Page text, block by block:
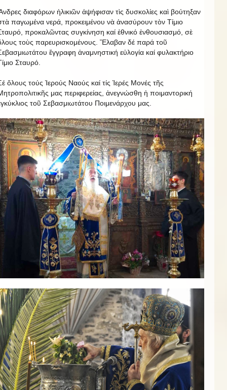
διαφόρων ἡλικιῶν ἀψήφισαν τὶς δυσκολίες καὶ βούτηξαν
παγωμένα νερά, προκειμένου νὰ ἀνασύρουν τὸν Τίμιο
προκαλῶντας συγκίνηση καί ἐθνικό ἐνθουσιασμό, σὲ
τοὺς παρευρισκομένους. Ἔλαβαν δέ παρά τοῦ
ἔγγραφη ἀναμνηστική εὐλογία καί φυλακτήριο
Σταυρό.
ὅλους τούς Ἱερούς Ναούς καί τίς Ἱερές Μονές τῆς
μας περιφερείας, ἀνεγνώσθη ἡ ποιμαντορική
τοῦ Σεβασμιωτάτου Ποιμενάρχου μας.